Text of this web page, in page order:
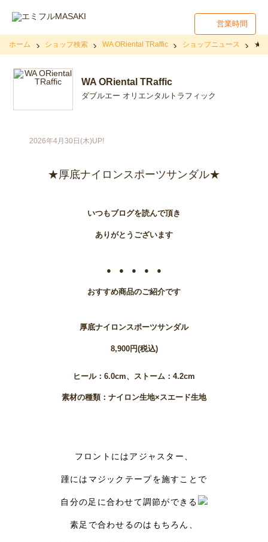
営業時間
ホーム ショップ検索 WA ORiental TRaffic ショップニュース ★厚
WA ORiental TRaffic
ダブルエー オリエンタルトラフィック
2026年4月30日(木)UP!
★厚底ナイロンスポーツサンダル★
いつもブログを読んで頂き
ありがとうございます
● ● ● ● ●
おすすめ商品のご紹介です
厚底ナイロンスポーツサンダル
8,900円(税込)
ヒール：6.0cm、ストーム：4.2cm
素材の種類：ナイロン生地×スエード生地
フロントにはアジャスター、
踵にはマジックテープを施すことで
自分の足に合わせて調節ができる
素足で合わせるのはもちろん、